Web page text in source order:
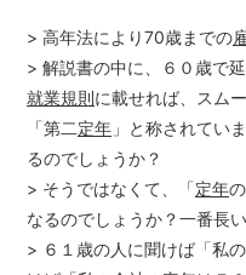
> 高年法により70歳までの
> 解説書の中に、６０歳で
就業規則に載せれば、スム
「第二定年 」と称されてい
るのでしょうか？
> そうではなくて、「定年
なるのでしょうか？一番長
> ６１歳の人に聞けば「私